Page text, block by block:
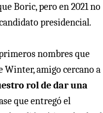
Boric, pero en 2021 no
presidencial.
nombres que
Winter, amigo cercano a
rol de dar una
que entregó el